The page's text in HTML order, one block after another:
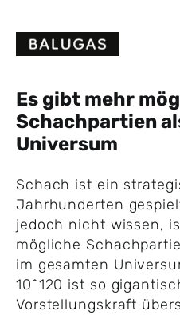
content
Es gibt mehr
Schachpartien
Universum
Schach ist ein
Jahrhunderten
jedoch nicht wissen,
mögliche
im gesamten
10^120 ist so
Vorstellungskraft